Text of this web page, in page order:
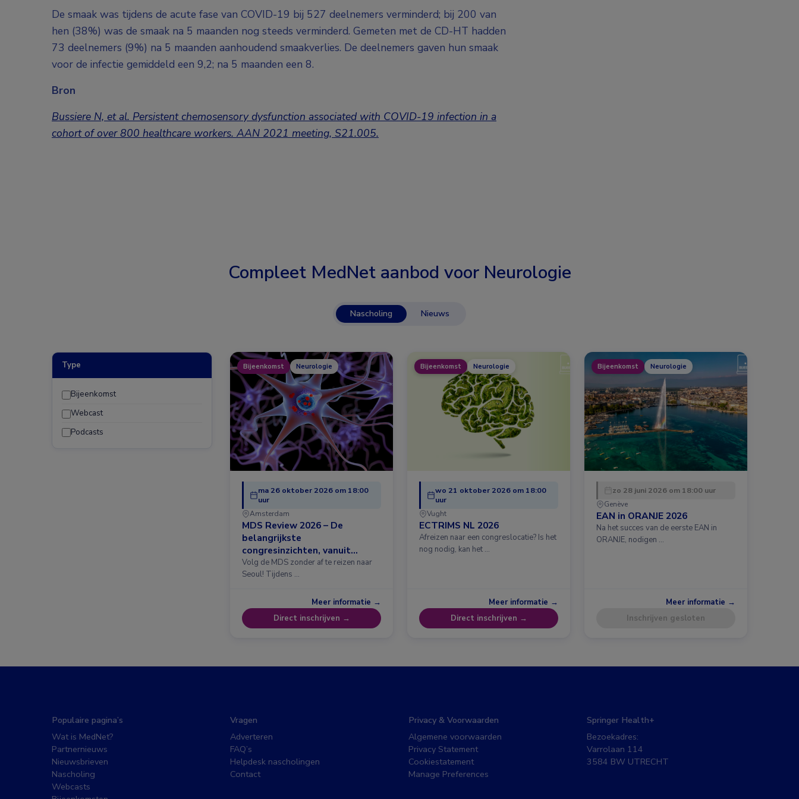
De smaak was tijdens de acute fase van COVID-19 bij 527 deelnemers verminderd; bij 200 van
hen (38%) was de smaak na 5 maanden nog steeds verminderd. Gemeten met de CD-HT hadden
73 deelnemers (9%) na 5 maanden aanhoudend smaakverlies. De deelnemers gaven hun smaak
voor de infectie gemiddeld een 9,2; na 5 maanden een 8.
Bron
Bussiere N, et al. Persistent chemosensory dysfunction associated with COVID-19 infection in a
cohort of over 800 healthcare workers. AAN 2021 meeting, S21.005.
Compleet MedNet aanbod voor Neurologie
Nascholing Nieuws
Type
Bijeenkomst
Webcast
Podcasts
Bijeenkomst Neurologie
ma 26 oktober 2026 om 18:00
uur
Amsterdam
MDS Review 2026 – De
belangrijkste
congresinzichten, vanuit
Amsterdam
Volg de MDS zonder af te reizen naar
Seoul! Tijdens …
Meer informatie →
Direct inschrijven →
Bijeenkomst Neurologie
wo 21 oktober 2026 om 18:00
uur
Vught
ECTRIMS NL 2026
Afreizen naar een congreslocatie? Is het
nog nodig, kan het …
Meer informatie →
Direct inschrijven →
Bijeenkomst Neurologie
zo 28 juni 2026 om 18:00 uur
Genève
EAN in ORANJE 2026
Na het succes van de eerste EAN in
ORANJE, nodigen …
Meer informatie →
Inschrijven gesloten
Populaire pagina’s
Wat is MedNet?
Partnernieuws
Nieuwsbrieven
Nascholing
Webcasts
Vragen
Adverteren
FAQ’s
Helpdesk nascholingen
Contact
Privacy & Voorwaarden
Algemene voorwaarden
Privacy Statement
Cookiestatement
Manage Preferences
Springer Health+
Bezoekadres:
Varrolaan 114
3584 BW UTRECHT